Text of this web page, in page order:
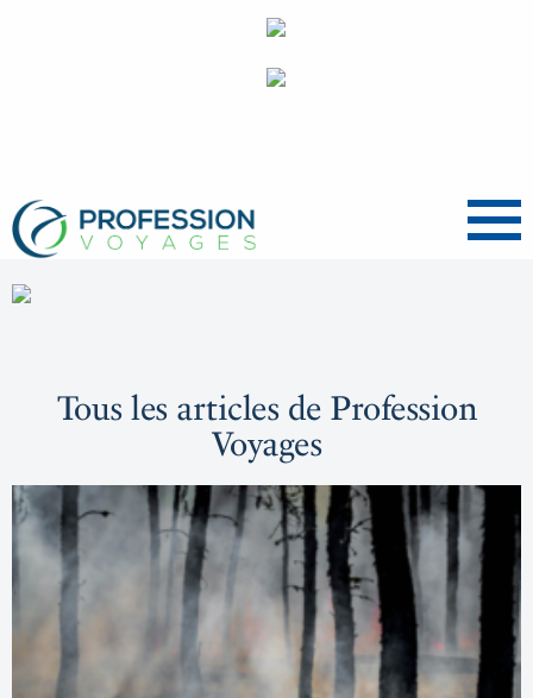
Menu
Tous les articles de Profession
Voyages